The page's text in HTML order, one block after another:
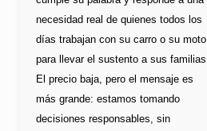
necesidad real de quienes todos los
días trabajan con su carro o su moto
para llevar el sustento a sus familias.
El precio baja, pero el mensaje es
más grande: estamos tomando
decisiones responsables, sin